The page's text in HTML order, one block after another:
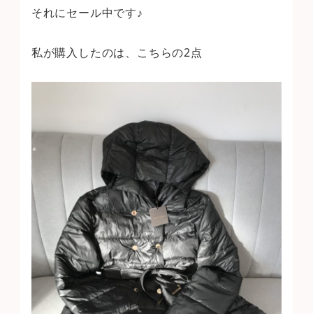
それにセール中です♪
私が購入したのは、こちらの2点